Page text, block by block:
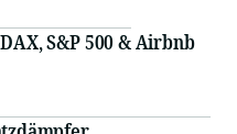
S&P 500 & Airbnb